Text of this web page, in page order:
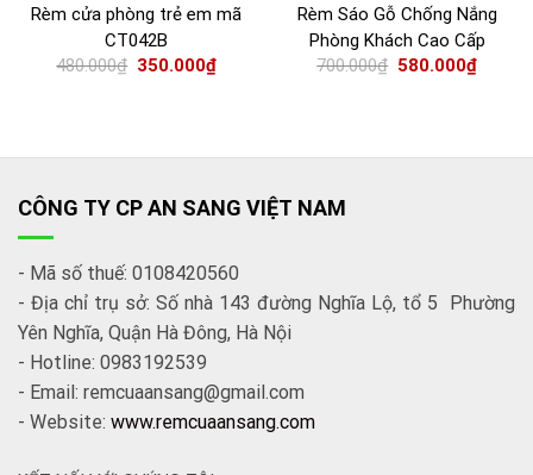
Rèm cửa phòng trẻ em mã
CT042B
480.000₫ 350.000₫
Rèm Sáo Gỗ Chống Nắng
Phòng Khách Cao Cấp
700.000₫ 580.000₫
CÔNG TY CP AN SANG VIỆT NAM
- Mã số thuế: 0108420560
- Địa chỉ trụ sở: Số nhà 143 đường Nghĩa Lộ, tổ 5 Phường
Yên Nghĩa, Quận Hà Đông, Hà Nội
- Hotline: 0983192539
- Email: remcuaansang@gmail.com
- Website: www.remcuaansang.com